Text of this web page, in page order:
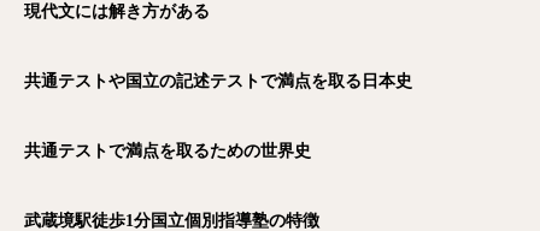
現代文には解き方がある
共通テストや国立の記述テストで満点を取る日本史
共通テストで満点を取るための世界史
武蔵境駅徒歩1分国立個別指導塾の特徴